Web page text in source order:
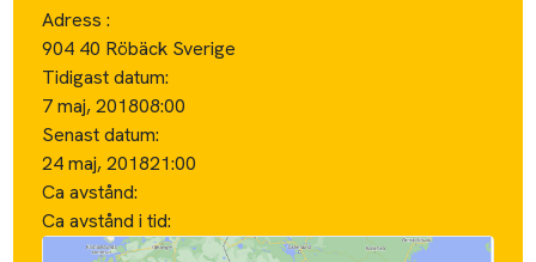
Adress :
904 40 Röbäck Sverige
Tidigast datum:
7 maj, 201808:00
Senast datum:
24 maj, 201821:00
Ca avstånd:
Ca avstånd i tid: